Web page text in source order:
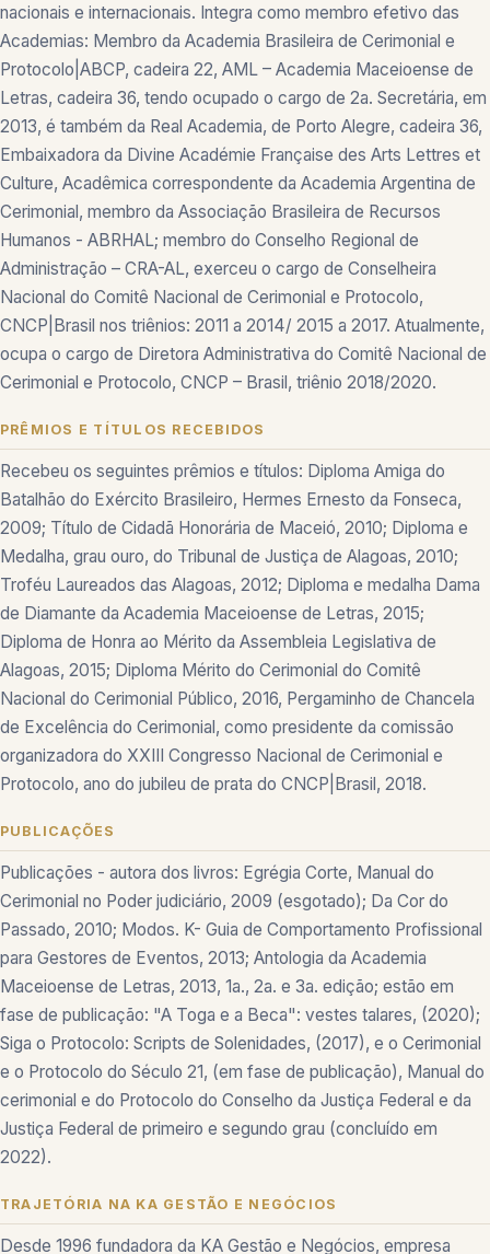
nacionais e internacionais. Integra como membro efetivo das
Academias: Membro da Academia Brasileira de Cerimonial e
Protocolo|ABCP, cadeira 22, AML – Academia Maceioense de
Letras, cadeira 36, tendo ocupado o cargo de 2a. Secretária, em
2013, é também da Real Academia, de Porto Alegre, cadeira 36,
Embaixadora da Divine Académie Française des Arts Lettres et
Culture, Acadêmica correspondente da Academia Argentina de
Cerimonial, membro da Associação Brasileira de Recursos
Humanos - ABRHAL; membro do Conselho Regional de
Administração – CRA-AL, exerceu o cargo de Conselheira
Nacional do Comitê Nacional de Cerimonial e Protocolo,
CNCP|Brasil nos triênios: 2011 a 2014/ 2015 a 2017. Atualmente,
ocupa o cargo de Diretora Administrativa do Comitê Nacional de
Cerimonial e Protocolo, CNCP – Brasil, triênio 2018/2020.
PRÊMIOS E TÍTULOS RECEBIDOS
Recebeu os seguintes prêmios e títulos: Diploma Amiga do
Batalhão do Exército Brasileiro, Hermes Ernesto da Fonseca,
2009; Título de Cidadã Honorária de Maceió, 2010; Diploma e
Medalha, grau ouro, do Tribunal de Justiça de Alagoas, 2010;
Troféu Laureados das Alagoas, 2012; Diploma e medalha Dama
de Diamante da Academia Maceioense de Letras, 2015;
Diploma de Honra ao Mérito da Assembleia Legislativa de
Alagoas, 2015; Diploma Mérito do Cerimonial do Comitê
Nacional do Cerimonial Público, 2016, Pergaminho de Chancela
de Excelência do Cerimonial, como presidente da comissão
organizadora do XXIII Congresso Nacional de Cerimonial e
Protocolo, ano do jubileu de prata do CNCP|Brasil, 2018.
PUBLICAÇÕES
Publicações - autora dos livros: Egrégia Corte, Manual do
Cerimonial no Poder judiciário, 2009 (esgotado); Da Cor do
Passado, 2010; Modos. K- Guia de Comportamento Profissional
para Gestores de Eventos, 2013; Antologia da Academia
Maceioense de Letras, 2013, 1a., 2a. e 3a. edição; estão em
fase de publicação: "A Toga e a Beca": vestes talares, (2020);
Siga o Protocolo: Scripts de Solenidades, (2017), e o Cerimonial
e o Protocolo do Século 21, (em fase de publicação), Manual do
cerimonial e do Protocolo do Conselho da Justiça Federal e da
Justiça Federal de primeiro e segundo grau (concluído em
2022).
TRAJETÓRIA NA KA GESTÃO E NEGÓCIOS
Desde 1996 fundadora da KA Gestão e Negócios, empresa